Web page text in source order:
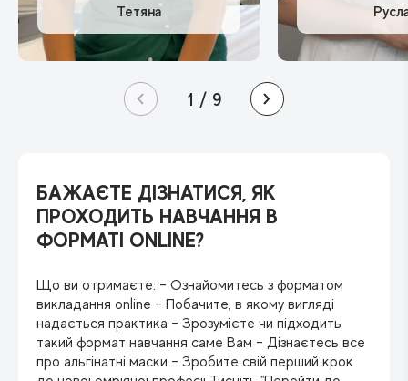
1 / 9
БАЖАЄТЕ ДІЗНАТИСЯ, ЯК
ПРОХОДИТЬ НАВЧАННЯ В
ФОРМАТІ ONLINE?
Що ви отримаєте: – Ознайомитесь з форматом
викладання online – Побачите, в якому вигляді
надається практика – Зрозумієте чи підходить
такий формат навчання саме Вам – Дізнаєтесь все
про альгінатні маски – Зробите свій перший крок